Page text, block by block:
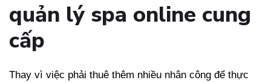
quản lý spa online cung
cấp
Thay vì việc phải thuê thêm nhiều nhân công để thực